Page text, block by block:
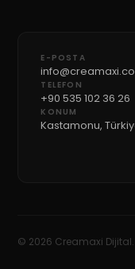
E-POSTA
TELEFON
+90 535 102 36 26
KONUM
Kastamonu,
© 2026 Creamaxi Dijital.